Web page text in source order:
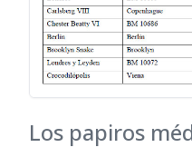
Los papiros